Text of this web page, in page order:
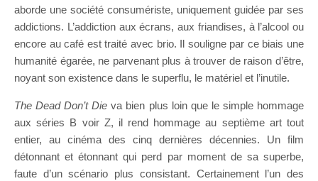
aborde une société consumériste, uniquement guidée par ses
addictions. L’addiction aux écrans, aux friandises, à l’alcool ou
encore au café est traité avec brio. Il souligne par ce biais une
humanité égarée, ne parvenant plus à trouver de raison d’être,
noyant son existence dans le superflu, le matériel et l’inutile.
The Dead Don’t Die va bien plus loin que le simple hommage
aux séries B voir Z, il rend hommage au septième art tout
entier, au cinéma des cinq dernières décennies. Un film
détonnant et étonnant qui perd par moment de sa superbe,
faute d’un scénario plus consistant. Certainement l’un des